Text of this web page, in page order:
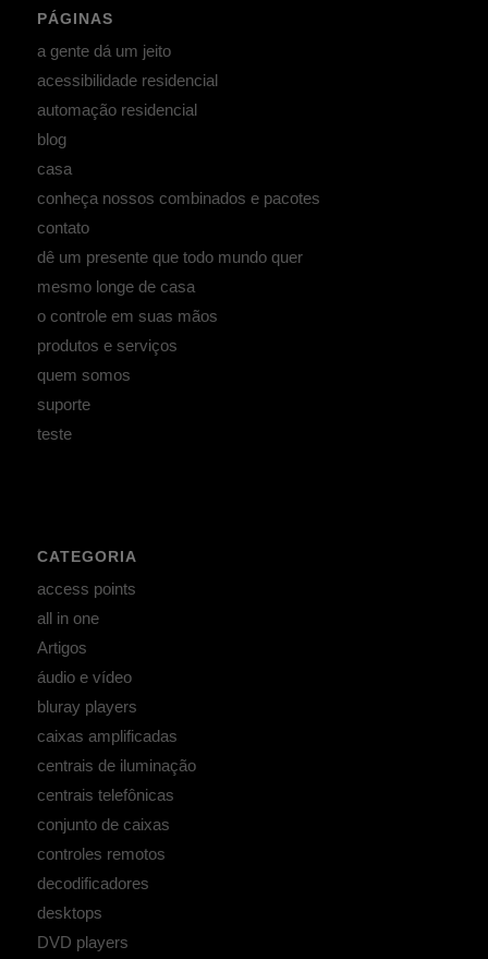
PÁGINAS
a gente dá um jeito
acessibilidade residencial
automação residencial
blog
casa
conheça nossos combinados e pacotes
contato
dê um presente que todo mundo quer
mesmo longe de casa
o controle em suas mãos
produtos e serviços
quem somos
suporte
teste
CATEGORIA
access points
all in one
Artigos
áudio e vídeo
bluray players
caixas amplificadas
centrais de iluminação
centrais telefônicas
conjunto de caixas
controles remotos
decodificadores
desktops
DVD players